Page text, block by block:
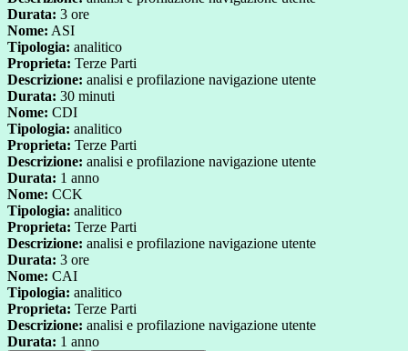
Durata: 3 ore
Nome: ASI
Tipologia: analitico
Proprieta: Terze Parti
Descrizione: analisi e profilazione navigazione utente
Durata: 30 minuti
Nome: CDI
Tipologia: analitico
Proprieta: Terze Parti
Descrizione: analisi e profilazione navigazione utente
Durata: 1 anno
Nome: CCK
Tipologia: analitico
Proprieta: Terze Parti
Descrizione: analisi e profilazione navigazione utente
Durata: 3 ore
Nome: CAI
Tipologia: analitico
Proprieta: Terze Parti
Descrizione: analisi e profilazione navigazione utente
Durata: 1 anno